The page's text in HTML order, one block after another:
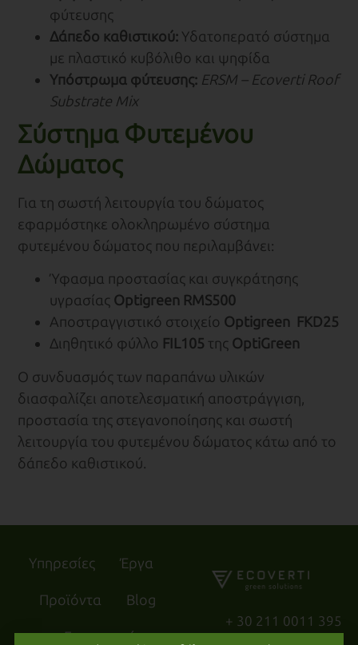
φύτευσης
Δάπεδο καθιστικού: Υδατοπερατό σύστημα
με πλαστικό κυβόλιθο και ψηφίδα
Υπόστρωμα φύτευσης: ERSM – Ecoverti Roof
Substrate Mix
Σύστημα Φυτεμένου
Δώματος
Για τη σωστή λειτουργία του δώματος
εφαρμόστηκε ολοκληρωμένο σύστημα
φυτεμένου δώματος που περιλαμβάνει:
Ύφασμα προστασίας και συγκράτησης
υγρασίας Optigreen RMS500
Αποστραγγιστικό στοιχείο Optigreen FKD25
Διηθητικό φύλλο FIL105 της OptiGreen
Ο συνδυασμός των παραπάνω υλικών
διασφαλίζει αποτελεσματική αποστράγγιση,
προστασία της στεγανοποίησης και σωστή
λειτουργία του φυτεμένου δώματος κάτω από το
δάπεδο καθιστικού.
Υπηρεσίες Έργα
Προϊόντα Blog
Επικοινωνία
+ 30 211 0011 395